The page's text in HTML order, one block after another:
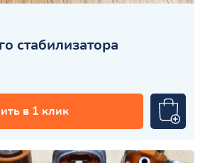
стабилизатора
в 1 клик